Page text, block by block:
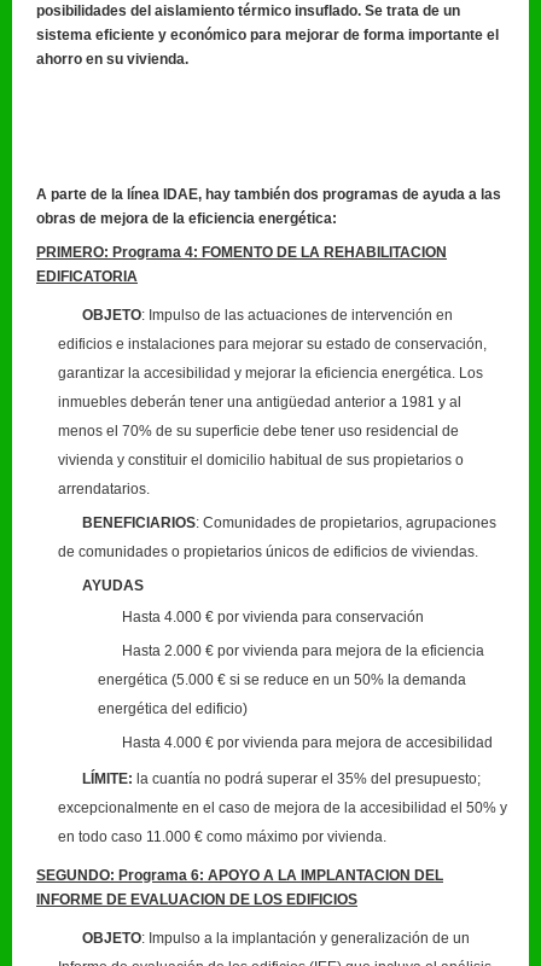
posibilidades del aislamiento térmico insuflado. Se trata de un
sistema eficiente y económico para mejorar de forma importante el
ahorro en su vivienda.
A parte de la línea IDAE, hay también dos programas de ayuda a las
obras de mejora de la eficiencia energética:
PRIMERO: Programa 4: FOMENTO DE LA REHABILITACION
EDIFICATORIA
OBJETO: Impulso de las actuaciones de intervención en
edificios e instalaciones para mejorar su estado de conservación,
garantizar la accesibilidad y mejorar la eficiencia energética. Los
inmuebles deberán tener una antigüedad anterior a 1981 y al
menos el 70% de su superficie debe tener uso residencial de
vivienda y constituir el domicilio habitual de sus propietarios o
arrendatarios.
BENEFICIARIOS: Comunidades de propietarios, agrupaciones
de comunidades o propietarios únicos de edificios de viviendas.
AYUDAS
Hasta 4.000 € por vivienda para conservación
Hasta 2.000 € por vivienda para mejora de la eficiencia
energética (5.000 € si se reduce en un 50% la demanda
energética del edificio)
Hasta 4.000 € por vivienda para mejora de accesibilidad
LÍMITE: la cuantía no podrá superar el 35% del presupuesto;
excepcionalmente en el caso de mejora de la accesibilidad el 50% y
en todo caso 11.000 € como máximo por vivienda.
SEGUNDO: Programa 6: APOYO A LA IMPLANTACION DEL
INFORME DE EVALUACION DE LOS EDIFICIOS
OBJETO: Impulso a la implantación y generalización de un